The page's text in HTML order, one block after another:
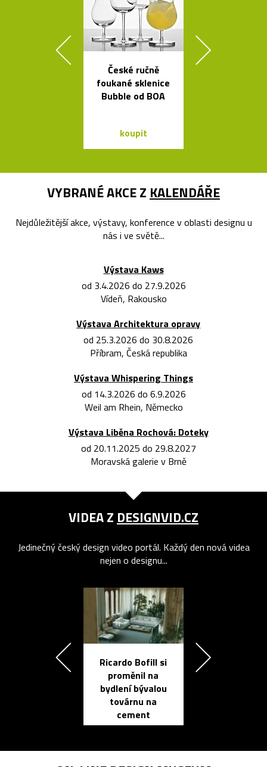
České ručně
foukané sklenice
Bubble od BOA
koupit
VYBRANÉ AKCE Z KALENDÁŘE
Nejdůležitější akce, výstavy, konference v oblasti designu u
nás i ve světě...
Výstava Kaws
od 3.4.2026 do 27.9.2026
Vídeň, Rakousko
Výstava Architektura opravy
od 25.3.2026 do 30.8.2026
Příbram, Česká republika
Výstava Whispering Things
od 14.3.2026 do 6.9.2026
Weil am Rhein, Německo
Výstava Liběna Rochová: Doteky
od 20.11.2025 do 29.8.2027
Moravská galerie v Brně
VIDEA Z DESIGNVID.CZ
Jedinečný český design video portál. Každý den nová videa
nejen o designu...
Ricardo Bofill si
proměnil na
bydlení bývalou
továrnu na
cement